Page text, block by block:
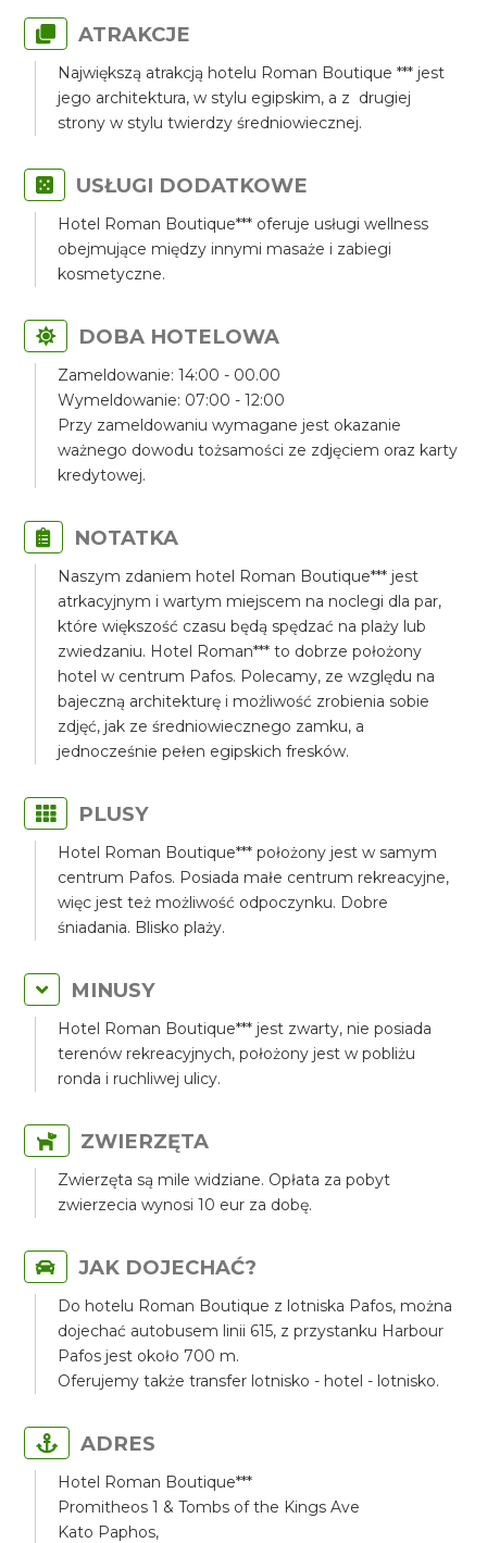
ATRAKCJE
Największą atrakcją hotelu Roman Boutique *** jest
jego architektura, w stylu egipskim, a z drugiej
strony w stylu twierdzy średniowiecznej.
USŁUGI DODATKOWE
Hotel Roman Boutique*** oferuje usługi wellness
obejmujące między innymi masaże i zabiegi
kosmetyczne.
DOBA HOTELOWA
Zameldowanie: 14:00 - 00.00
Wymeldowanie: 07:00 - 12:00
Przy zameldowaniu wymagane jest okazanie
ważnego dowodu tożsamości ze zdjęciem oraz karty
kredytowej.
NOTATKA
Naszym zdaniem hotel Roman Boutique*** jest
atrkacyjnym i wartym miejscem na noclegi dla par,
które większość czasu będą spędzać na plaży lub
zwiedzaniu. Hotel Roman*** to dobrze położony
hotel w centrum Pafos. Polecamy, ze względu na
bajeczną architekturę i możliwość zrobienia sobie
zdjęć, jak ze średniowiecznego zamku, a
jednocześnie pełen egipskich fresków.
PLUSY
Hotel Roman Boutique*** położony jest w samym
centrum Pafos. Posiada małe centrum rekreacyjne,
więc jest też możliwość odpoczynku. Dobre
śniadania. Blisko plaży.
MINUSY
Hotel Roman Boutique*** jest zwarty, nie posiada
terenów rekreacyjnych, położony jest w pobliżu
ronda i ruchliwej ulicy.
ZWIERZĘTA
Zwierzęta są mile widziane. Opłata za pobyt
zwierzecia wynosi 10 eur za dobę.
JAK DOJECHAĆ?
Do hotelu Roman Boutique z lotniska Pafos, można
dojechać autobusem linii 615, z przystanku Harbour
Pafos jest około 700 m.
Oferujemy także transfer lotnisko - hotel - lotnisko.
ADRES
Hotel Roman Boutique***
Promitheos 1 & Tombs of the Kings Ave
Kato Paphos,